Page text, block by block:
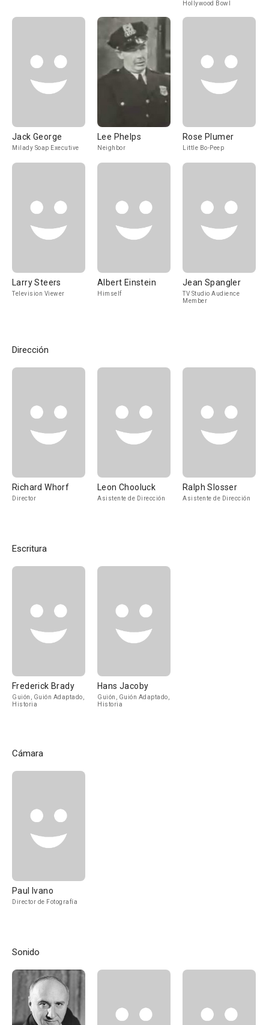
Hollywood Bowl
Jack George
Milady Soap Executive
Lee Phelps
Neighbor
Rose Plumer
Little Bo-Peep
Larry Steers
Television Viewer
Albert Einstein
Himself
Jean Spangler
TV Studio Audience
Member
Dirección
Richard Whorf
Director
Leon Chooluck
Asistente de Dirección
Ralph Slosser
Asistente de Dirección
Escritura
Frederick Brady
Guión, Guión Adaptado,
Historia
Hans Jacoby
Guión, Guión Adaptado,
Historia
Cámara
Paul Ivano
Director de Fotografía
Sonido